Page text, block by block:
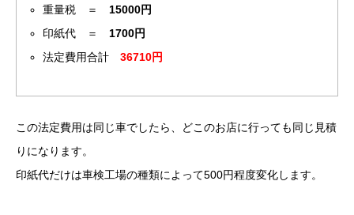
重量税 ＝ 15000円
印紙代 ＝ 1700円
法定費用合計36710円
この法定費用は同じ車でしたら、どこのお店に行っても同じ見積
りになります。
印紙代だけは車検工場の種類によって500円程度変化します。